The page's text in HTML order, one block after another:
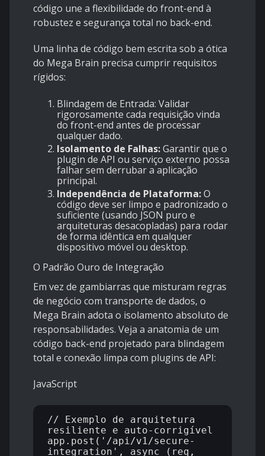
código une a flexibilidade do front-end à
robustez e segurança total no back-end.
Uma linha de código bem escrita sob a ótica
do Mega Brain precisa cumprir requisitos
rígidos:
Blindagem de Entrada: Validar
rigorosamente cada requisição vinda
do front-end antes de processar
qualquer dado.
Isolamento de Falhas:Garantir que o
plugin de API ou serviço externo possa
falhar sem derrubar a aplicação
principal.
Independência de Plataforma:O
código deve ser limpo e padronizado o
suficiente (usando JSON puro e
arquiteturas desacopladas) para rodar
de forma idêntica em qualquer
dispositivo móvel ou desktop.
O Padrão Ouro de Integração
Em vez de gambiarras que misturam regras
de negócio com transporte de dados, o
Mega Brain adota o isolamento absoluto de
responsabilidades. Veja a anatomia de um
código back-end projetado para blindagem
total e conexão limpa com plugins de API:
JavaScript
// Exemplo de arquitetura
resiliente e auto-corrigível
app.post('/api/v1/secure-
integration', async (req,